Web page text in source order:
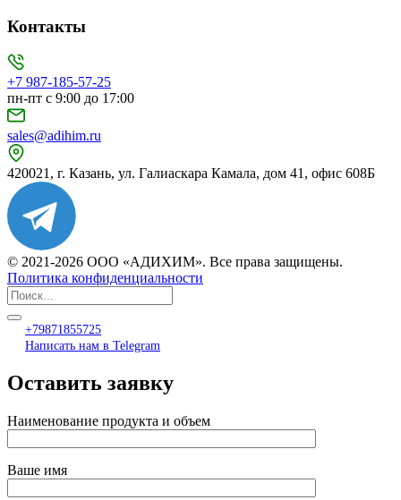
Контакты
+7 987-185-57-25
пн-пт с 9:00 до 17:00
sales@adihim.ru
420021, г. Казань, ул. Галиаскара Камала, дом 41, офис 608Б
© 2021-2026 ООО «АДИХИМ». Все права защищены.
Политика конфиденциальности
+79871855725
Написать нам в Telegram
Оставить заявку
Наименование продукта и объем
Ваше имя